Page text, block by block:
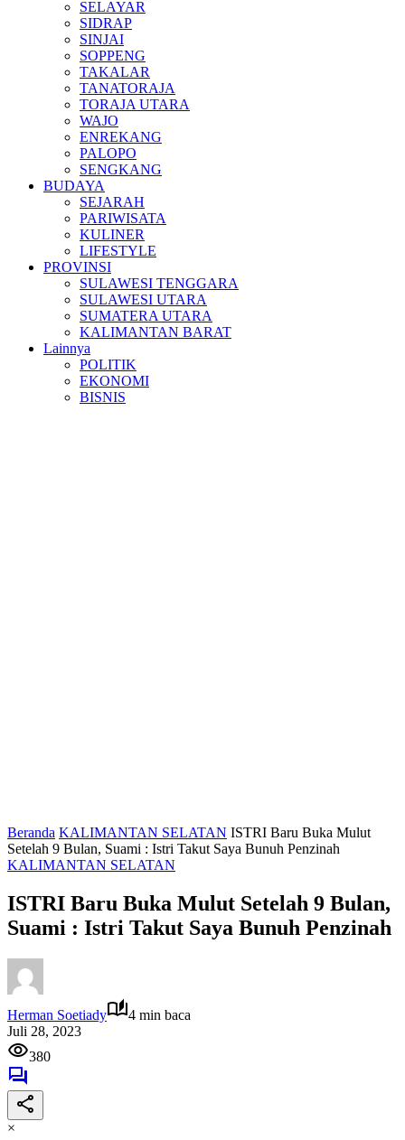
SELAYAR
SIDRAP
SINJAI
SOPPENG
TAKALAR
TANATORAJA
TORAJA UTARA
WAJO
ENREKANG
PALOPO
SENGKANG
BUDAYA
SEJARAH
PARIWISATA
KULINER
LIFESTYLE
PROVINSI
SULAWESI TENGGARA
SULAWESI UTARA
SUMATERA UTARA
KALIMANTAN BARAT
Lainnya
POLITIK
EKONOMI
BISNIS
Beranda KALIMANTAN SELATAN ISTRI Baru Buka Mulut
Setelah 9 Bulan, Suami : Istri Takut Saya Bunuh Penzinah
KALIMANTAN SELATAN
ISTRI Baru Buka Mulut Setelah 9 Bulan,
Suami : Istri Takut Saya Bunuh Penzinah
Herman Soetiady
4 min baca
Juli 28, 2023
380
×